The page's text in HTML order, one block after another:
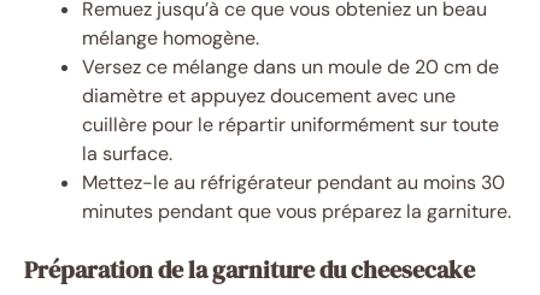
Remuez jusqu’à ce que vous obteniez un beau
mélange homogène.
Versez ce mélange dans un moule de 20 cm de
diamètre et appuyez doucement avec une
cuillère pour le répartir uniformément sur toute
la surface.
Mettez-le au réfrigérateur pendant au moins 30
minutes pendant que vous préparez la garniture.
Préparation de la garniture du cheesecake